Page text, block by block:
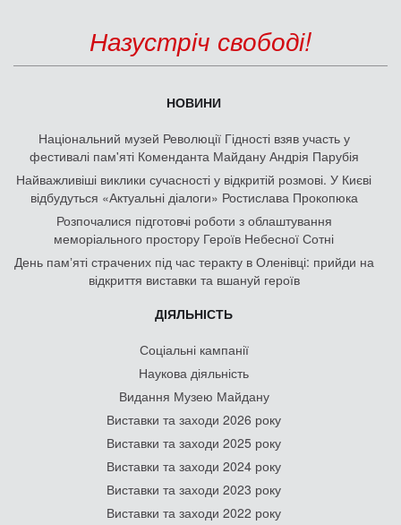
Назустріч свободі!
НОВИНИ
Національний музей Революції Гідності взяв участь у
фестивалі пам'яті Коменданта Майдану Андрія Парубія
Найважливіші виклики сучасності у відкритій розмові. У Києві
відбудуться «Актуальні діалоги» Ростислава Прокопюка
Розпочалися підготовчі роботи з облаштування
меморіального простору Героїв Небесної Сотні
День памʼяті страчених під час теракту в Оленівці: прийди на
відкриття виставки та вшануй героїв
ДІЯЛЬНІСТЬ
Соціальні кампанії
Наукова діяльність
Видання Музею Майдану
Виставки та заходи 2026 року
Виставки та заходи 2025 року
Виставки та заходи 2024 року
Виставки та заходи 2023 року
Виставки та заходи 2022 року